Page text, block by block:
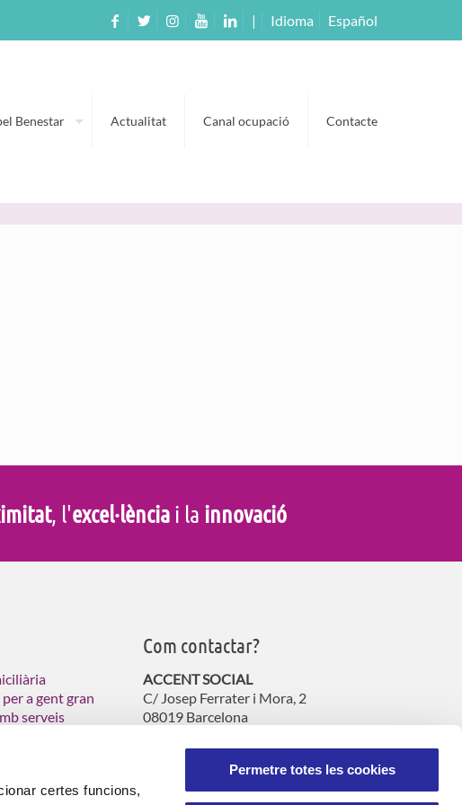
certes funcions,
Permetre totes les cookies
| Idioma Español
Benestar Actualitat Canal ocupació Contacte
, l'excel·lènciai la innovació
a gent gran
serveis
Com contactar?
ACCENT SOCIAL
C/ Josep Ferrater i Mora, 2
08019 Barcelona
atencioncliente@accent-social.cat